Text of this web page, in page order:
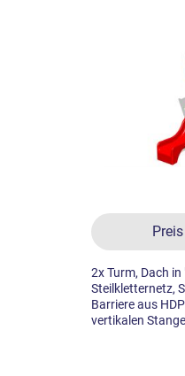
2x Turm, Dach in
Steilkletternetz,
Barriere aus
vertikalen